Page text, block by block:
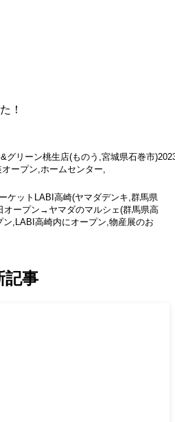
！
グリーン桃生店(ものう,宮城県石巻市
ープン,ホームセンター,
ケットLABI高崎(ヤマダデンキ,群馬県
オープン→ヤマダのマルシェ(群馬県高
ン,LABI高崎内にオープン,物産展のお
記事